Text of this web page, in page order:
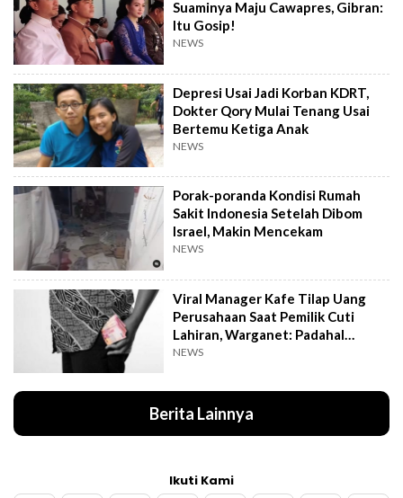
Suaminya Maju Cawapres, Gibran:
Itu Gosip!
NEWS
Depresi Usai Jadi Korban KDRT,
Dokter Qory Mulai Tenang Usai
Bertemu Ketiga Anak
NEWS
Porak-poranda Kondisi Rumah
Sakit Indonesia Setelah Dibom
Israel, Makin Mencekam
NEWS
Viral Manager Kafe Tilap Uang
Perusahaan Saat Pemilik Cuti
Lahiran, Warganet: Padahal
Enggak Gede Banget
NEWS
Berita Lainnya
Ikuti Kami